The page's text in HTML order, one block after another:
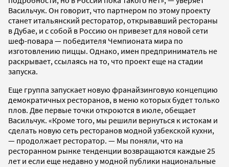
Васильчук. Он говорит, что партнером по этому проекту
станет итальянский ресторатор, открывавший рестораны
в Дубае, и с собой в Россию он привезет для новой сети
шеф-повара — победителя Чемпионата мира по
изготовлению пиццы. Однако, имен предприниматель не
раскрывает, ссылаясь на то, что проект еще на стадии
запуска.
Еще группа запускает новую франайзинговую концепцию
демократичных ресторанов, в меню которых будет только
плов. Две первые точки откроются в июле, обещает
Васильчук. «Кроме того, мы решили вернуться к истокам и
сделать новую сеть ресторанов модной узбекской кухни,
— продолжает ресторатор. — Мы поняли, что на
ресторанном рынке тенденции возвращаются каждые 25
лет и если еще недавно у модной публики национальные